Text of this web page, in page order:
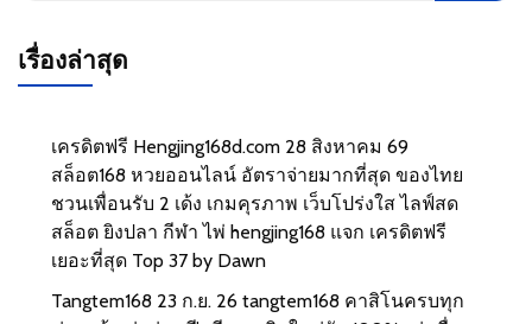
เรื่องล่าสุด
เครดิตฟรี Hengjing168d.com 28 สิงหาคม 69
สล็อต168 หวยออนไลน์ อัตราจ่ายมากที่สุด ของไทย
ชวนเพื่อนรับ 2 เด้ง เกมคุรภาพ เว็บโปร่งใส ไลฟ์สด
สล็อต ยิงปลา กีฬา ไพ่ hengjing168 แจก เครดิตฟรี
เยอะที่สุด Top 37 by Dawn
Tangtem168 23 ก.ย. 26 tangtem168 คาสิโนครบทุก